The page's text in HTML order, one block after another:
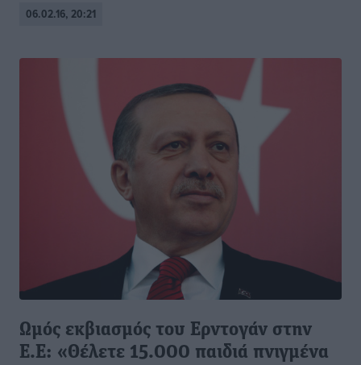
06.02.16, 20:21
Ωμός εκβιασμός του Ερντογάν στην
Ε.Ε: «Θέλετε 15.000 παιδιά πνιγμένα